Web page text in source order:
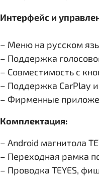
Интерфейс и
– Меню на русском
– Поддержка
– Совместимость с
– Поддержка CarPlay
– Фирменные
Комплектация:
– Android магнитола
– Переходная рамка
– Проводка TEYES,